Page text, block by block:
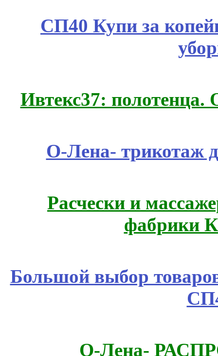
СП40 Купи за
Ивтекс37:
О-Лена- трикотаж
Расчески и
фабрики
Большой выбор
О-Лена-